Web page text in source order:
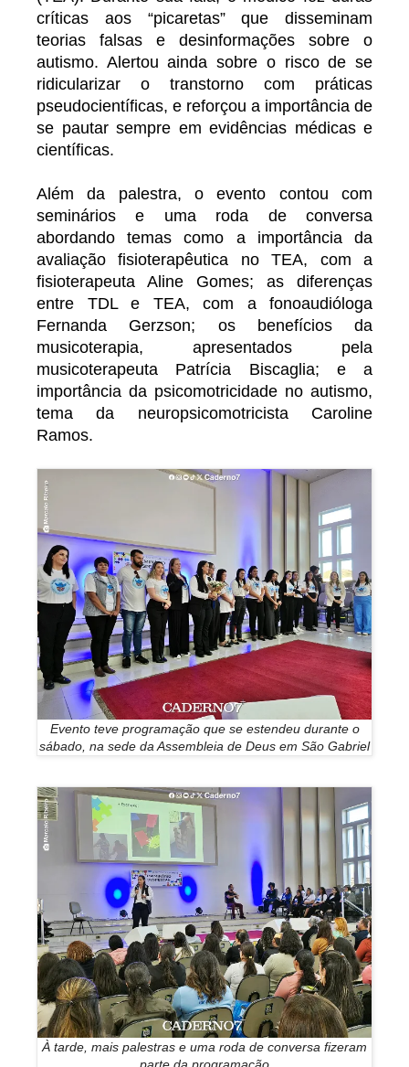
críticas aos “picaretas” que disseminam
teorias falsas e desinformações sobre o
autismo. Alertou ainda sobre o risco de se
ridicularizar o transtorno com práticas
pseudocientíficas, e reforçou a importância de
se pautar sempre em evidências médicas e
científicas.
Além da palestra, o evento contou com
seminários e uma roda de conversa
abordando temas como a importância da
avaliação fisioterapêutica no TEA, com a
fisioterapeuta Aline Gomes; as diferenças
entre TDL e TEA, com a fonoaudióloga
Fernanda Gerzson; os benefícios da
musicoterapia, apresentados pela
musicoterapeuta Patrícia Biscaglia; e a
importância da psicomotricidade no autismo,
tema da neuropsicomotricista Caroline
Ramos.
Evento teve programação que se estendeu durante o
sábado, na sede da Assembleia de Deus em São Gabriel
À tarde, mais palestras e uma roda de conversa fizeram
parte da programação